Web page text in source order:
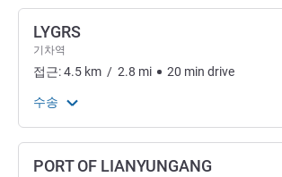
LYGRS
기차역
접근:4.5 km / 2.8 mi 20 min drive
수송
PORT OF LIANYUNGANG